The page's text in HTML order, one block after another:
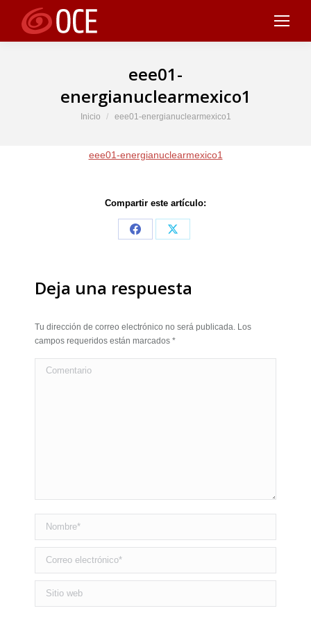
eee01-
energianuclearmexico1
Estás aquí:
Inicio eee01-energianuclearmexico1
eee01-energianuclearmexico1
Compartir este artículo:
Share
Share
Deja una respuesta
Tu dirección de correo electrónico no será publicada. Los
campos requeridos están marcados *
Comentario
Nombre *
Correo electrónico *
Sitio web